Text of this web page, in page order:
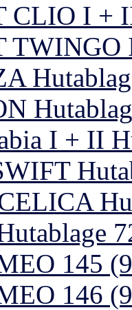
CLIO I +
TWINGO
I + II
145
146